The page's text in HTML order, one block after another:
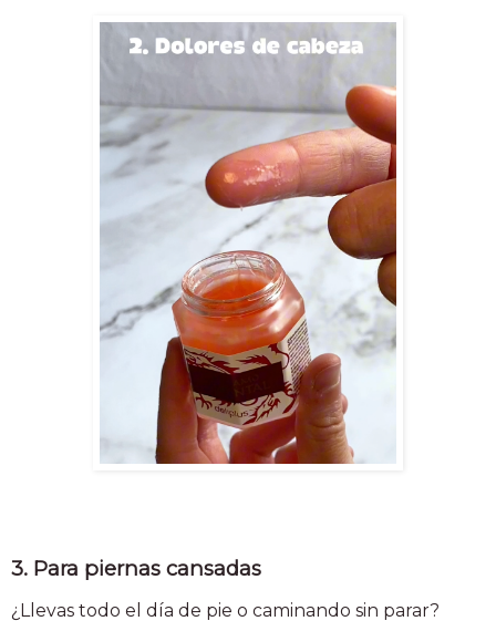
3. Para piernas cansadas
¿Llevas todo el día de pie o caminando sin parar?